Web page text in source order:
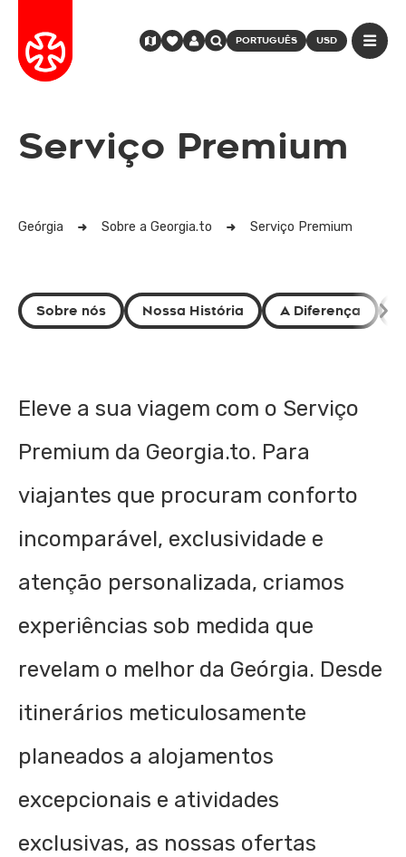
PORTUGUÊS USD
Serviço Premium
Geórgia Sobre a Georgia.to Serviço Premium
Sobre nós Nossa História A Diferença
Eleve a sua viagem com o Serviço
Premium da Georgia.to. Para
viajantes que procuram conforto
incomparável, exclusividade e
atenção personalizada, criamos
experiências sob medida que
revelam o melhor da Geórgia. Desde
itinerários meticulosamente
planeados a alojamentos
excepcionais e atividades
exclusivas, as nossas ofertas